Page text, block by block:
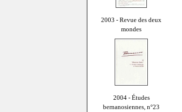
2003 - Revue des deux
mondes
2004 - Études
bernanosiennes, n°23